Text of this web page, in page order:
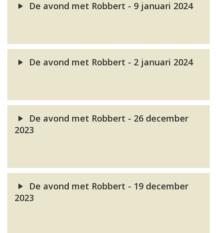
De avond met Robbert - 9 januari 2024
De avond met Robbert - 2 januari 2024
De avond met Robbert - 26 december
2023
De avond met Robbert - 19 december
2023